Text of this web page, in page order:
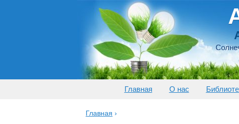
Главная О нас
Главная ›